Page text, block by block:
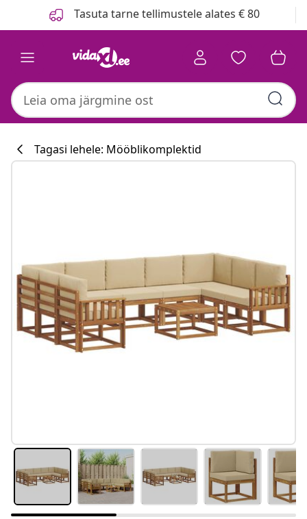
Tasuta tarne tellimustele alates € 80
#sharemevidaxl
Tagasi lehele: Mööblikomplektid